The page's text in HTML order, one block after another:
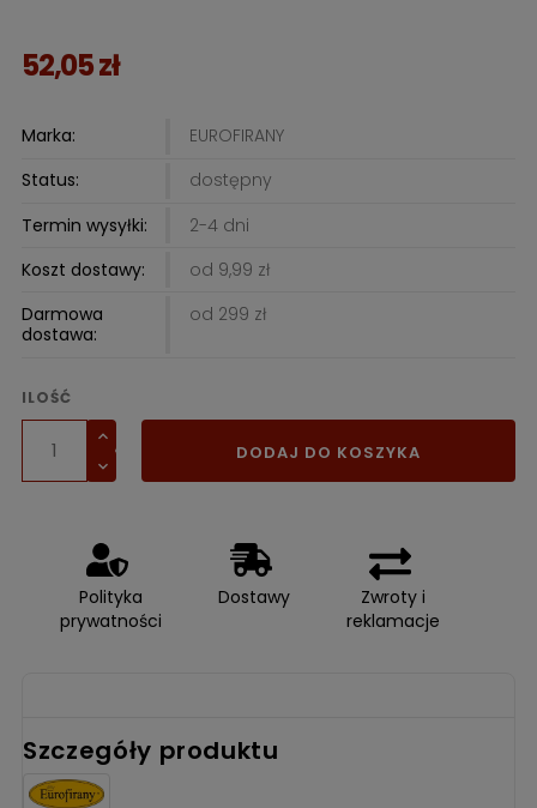
52,05 zł
Marka:
EUROFIRANY
Status:
dostępny
Termin wysyłki:
2-4 dni
Koszt dostawy:
od 9,99 zł
Darmowa
dostawa:
od 299 zł
ILOŚĆ
DODAJ DO KOSZYKA
Polityka
prywatności
Dostawy
Zwroty i
reklamacje
Szczegóły produktu